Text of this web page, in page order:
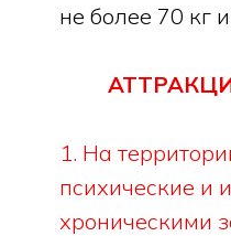
не более 70 кг
1. На
психические и
хроническими